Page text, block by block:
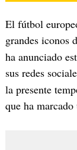
El fútbol
grandes iconos
ha anunciado
sus redes
la presente
que ha marcado